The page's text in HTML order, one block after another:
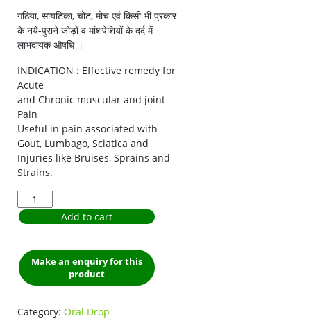
गठिया, सायटिका, चोट, मोच एवं किसी भी प्रकार
के नये-पुराने जोड़ों व मांशपेशियों के दर्द में
लाभदायक औषधि ।
INDICATION : Effective remedy for
Acute
and Chronic muscular and joint
Pain
Useful in pain associated with
Gout, Lumbago, Sciatica and
Injuries like Bruises, Sprains and
Strains.
Add to cart
Category: Oral Drop